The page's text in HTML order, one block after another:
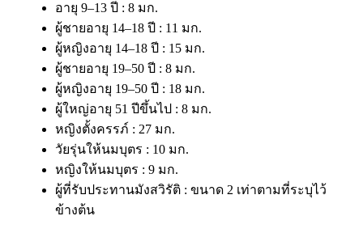
อายุ 9–13 ปี : 8 มก.
ผู้ชายอายุ 14–18 ปี : 11 มก.
ผู้หญิงอายุ 14–18 ปี : 15 มก.
ผู้ชายอายุ 19–50 ปี : 8 มก.
ผู้หญิงอายุ 19–50 ปี : 18 มก.
ผู้ใหญ่อายุ 51 ปีขึ้นไป : 8 มก.
หญิงตั้งครรภ์ : 27 มก.
วัยรุ่นให้นมบุตร : 10 มก.
หญิงให้นมบุตร : 9 มก.
ผู้ที่รับประทานมังสวิรัติ : ขนาด 2 เท่าตามที่ระบุไว้
ข้างต้น